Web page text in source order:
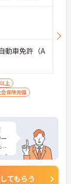
動車免許（A
上
保険完備
てもらう